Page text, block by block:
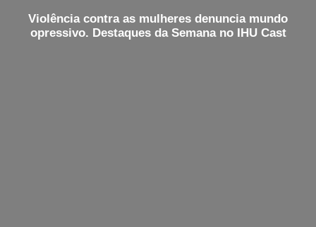
Violência contra as mulheres denuncia mundo
opressivo. Destaques da Semana no IHU Cast